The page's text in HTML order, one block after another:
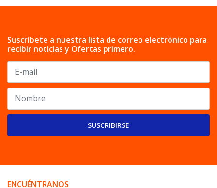
Suscríbete a nuestra lista de correo electrónico para
recibir noticias y Ofertas primero.
SUSCRIBIRSE
ENCUÉNTRANOS